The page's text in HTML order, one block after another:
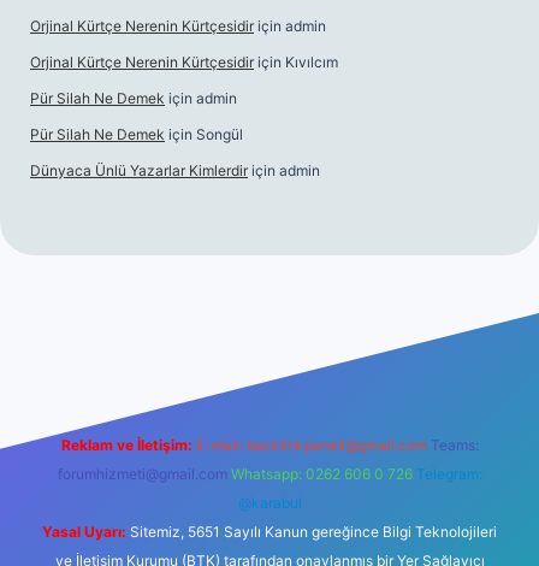
Orjinal Kürtçe Nerenin Kürtçesidir için admin
Orjinal Kürtçe Nerenin Kürtçesidir için Kıvılcım
Pür Silah Ne Demek için admin
Pür Silah Ne Demek için Songül
Dünyaca Ünlü Yazarlar Kimlerdir için admin
Reklam ve İletişim: E-mail: backlinkpaneli@gmail.com Teams:
forumhizmeti@gmail.com Whatsapp: 0262 606 0 726 Telegram:
@karabul
Yasal Uyarı: Sitemiz, 5651 Sayılı Kanun gereğince Bilgi Teknolojileri
ve İletişim Kurumu (BTK) tarafından onaylanmış bir Yer Sağlayıcı